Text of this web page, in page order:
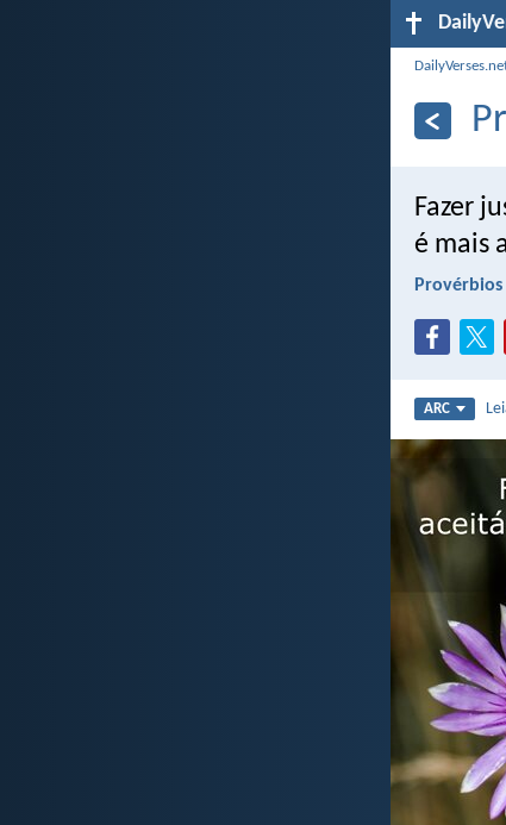
Fazer
é mais
Provérbios
ARC